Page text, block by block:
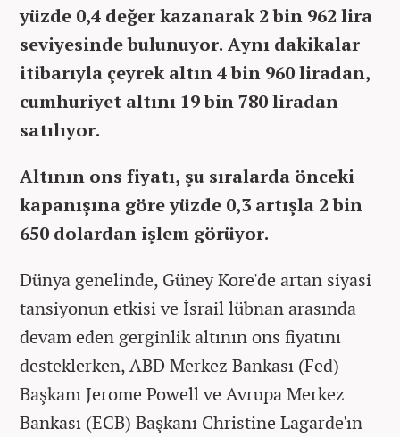
yüzde 0,4 değer kazanarak 2 bin 962 lira
seviyesinde bulunuyor. Aynı dakikalar
itibarıyla çeyrek altın 4 bin 960 liradan,
cumhuriyet altını 19 bin 780 liradan
satılıyor.
Altının ons fiyatı, şu sıralarda önceki
kapanışına göre yüzde 0,3 artışla 2 bin
650 dolardan işlem görüyor.
Dünya genelinde, Güney Kore'de artan siyasi
tansiyonun etkisi ve İsrail lübnan arasında
devam eden gerginlik altının ons fiyatını
desteklerken, ABD Merkez Bankası (Fed)
Başkanı Jerome Powell ve Avrupa Merkez
Bankası (ECB) Başkanı Christine Lagarde'ın